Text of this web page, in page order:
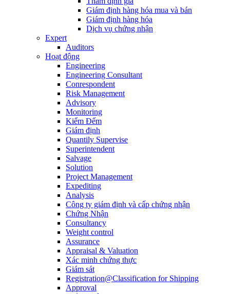
Giám định hàng hóa mua và bán
Giám định hàng hóa
Dịch vụ chứng nhận
Expert
Auditors
Hoạt động
Engineering
Engineering Consultant
Conrespondent
Risk Management
Advisory
Monitoring
Kiểm Đếm
Giám định
Quantily Supervise
Superintendent
Salvage
Solution
Project Management
Expediting
Analysis
Công ty giám định và cấp chứng nhận
Chứng Nhận
Consultancy
Weight control
Assurance
Appraisal & Valuation
Xác minh chứng thực
Giám sát
Registration@Classification for Shipping
Approval